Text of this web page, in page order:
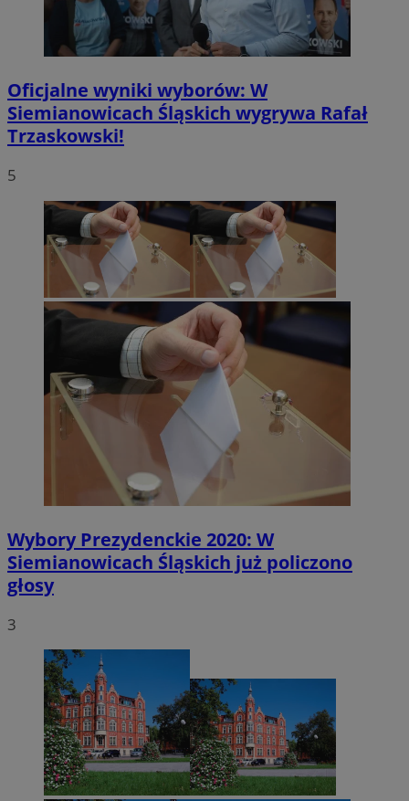
Oficjalne wyniki wyborów: W
Siemianowicach Śląskich wygrywa Rafał
Trzaskowski!
5
Wybory Prezydenckie 2020: W
Siemianowicach Śląskich już policzono
głosy
3